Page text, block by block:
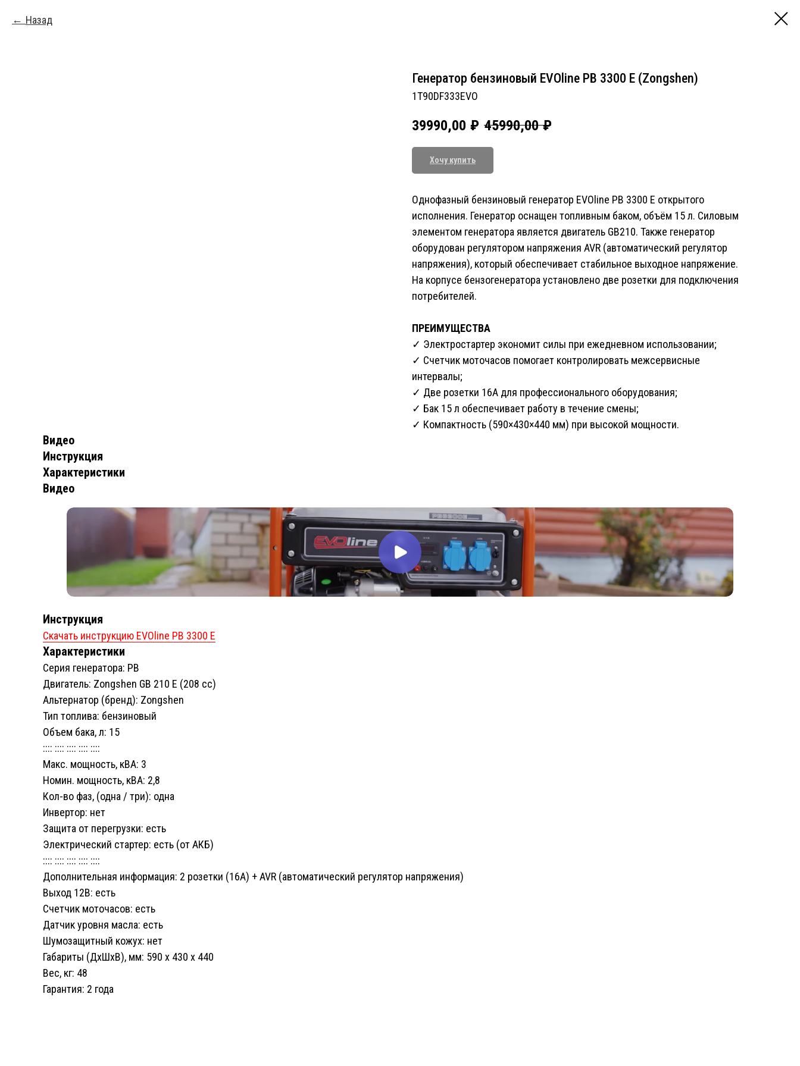
Назад
Генератор бензиновый EVOline PB 3300 E (Zongshen)
1T90DF333EVO
39990,00 ₽ 45990,00 ₽
Хочу купить
Однофазный бензиновый генератор EVOline PB 3300 E открытого
исполнения. Генератор оснащен топливным баком, объём 15 л. Силовым
элементом генератора является двигатель GB210. Также генератор
оборудован регулятором напряжения AVR (автоматический регулятор
напряжения), который обеспечивает стабильное выходное напряжение.
На корпусе бензогенератора установлено две розетки для подключения
потребителей.
ПРЕИМУЩЕСТВА
✓ Электростартер экономит силы при ежедневном использовании;
✓ Счетчик моточасов помогает контролировать межсервисные
интервалы;
✓ Две розетки 16А для профессионального оборудования;
✓ Бак 15 л обеспечивает работу в течение смены;
✓ Компактность (590×430×440 мм) при высокой мощности.
Видео
Инструкция
Характеристики
Видео
Инструкция
Скачать инструкцию EVOline PB 3300 E
Характеристики
Серия генератора: PB
Двигатель: Zongshen GB 210 E (208 сс)
Альтернатор (бренд): Zongshen
Тип топлива: бензиновый
Объем бака, л: 15
:::: :::: :::: :::: ::::
Макс. мощность, кВА: 3
Номин. мощность, кВА: 2,8
Кол-во фаз, (одна / три): одна
Инвертор: нет
Защита от перегрузки: есть
Электрический стартер: есть (от АКБ)
:::: :::: :::: :::: ::::
Дополнительная информация: 2 розетки (16A) + AVR (автоматический регулятор напряжения)
Выход 12В: есть
Счетчик моточасов: есть
Датчик уровня масла: есть
Шумозащитный кожух: нет
Габариты (ДхШхВ), мм: 590 х 430 х 440
Вес, кг: 48
Гарантия: 2 года